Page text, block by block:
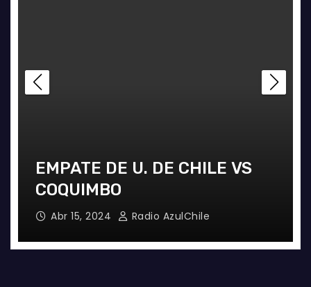
EMPATE DE U. DE CHILE VS
COQUIMBO
Abr 15, 2024 Radio AzulChile